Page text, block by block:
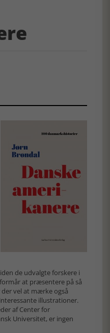
de udvalgte forskere i
at præsentere på så
vel at mærke også
illustrationer.
af Center for
Universitet, er ingen